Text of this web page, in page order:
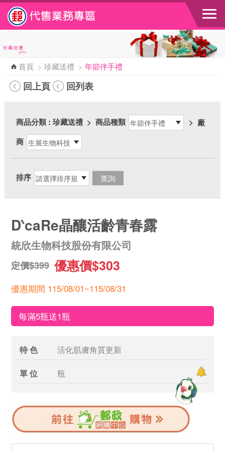
跳到主要內容區塊
首頁 > 珍藏送禮 > 年節伴手禮
回上頁 回列表
商品分類: 珍藏送禮 > 商品種類 > 廠
商
排序
D‵caRe晶釀活齡青春露
統欣生物科技股份有限公司
定價$399 優惠價$303
優惠期間 115/08/01~115/08/31
每滿5瓶送1瓶
特 色 活化肌膚角質更新
單 位 瓶